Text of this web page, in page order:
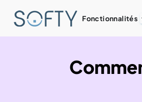
Fonctionnalités